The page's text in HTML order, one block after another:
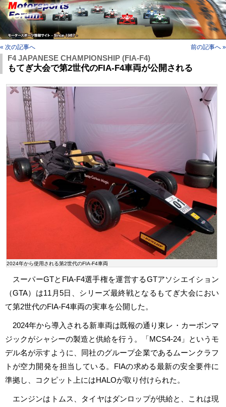
« 次の記事へ 前の記事へ »
F4 JAPANESE CHAMPIONSHIP (FIA-F4)
もてぎ大会で第2世代のFIA-F4車両が公開される
2024年から使用される第2世代のFIA-F4車両
スーパーGTとFIA-F4選手権を運営するGTアソシエイション
（GTA）は11月5日、シリーズ最終戦となるもてぎ大会におい
て第2世代のFIA-F4車両の実車を公開した。
2024年から導入される新車両は既報の通り東レ・カーボンマ
ジックがシャシーの製造と供給を行う。「MCS4-24」というモ
デル名が示すように、同社のグループ企業であるムーンクラフ
トが空力開発を担当している。FIAの求める最新の安全要件に
準拠し、コクピット上にはHALOが取り付けられた。
エンジンはトムス、タイヤはダンロップが供給と、これは現